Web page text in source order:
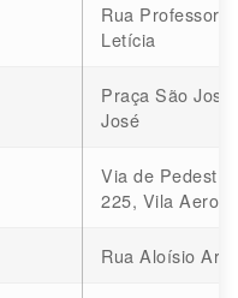
Rua Professor
Letícia
Praça São
José
Via de
225, Vila
Rua Aloísio